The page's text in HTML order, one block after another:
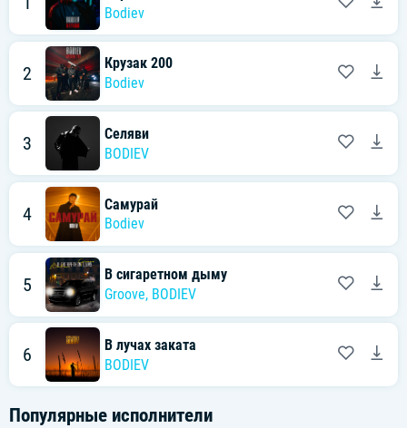
Bodiev
2
Крузак 200
Bodiev
3
Селяви
BODIEV
4
Самурай
Bodiev
5
В сигаретном дыму
Groove, BODIEV
6
В лучах заката
BODIEV
Популярные исполнители